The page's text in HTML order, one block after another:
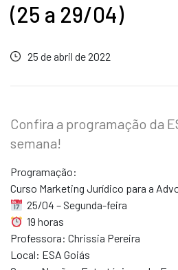
(25 a 29/04)
25 de abril de 2022
Confira a programação da
semana!
Programação:
Curso Marketing Jurídico para a
25/04 – Segunda-feira
19 horas
Professora: Chrissia Pereira
Local: ESA Goiás